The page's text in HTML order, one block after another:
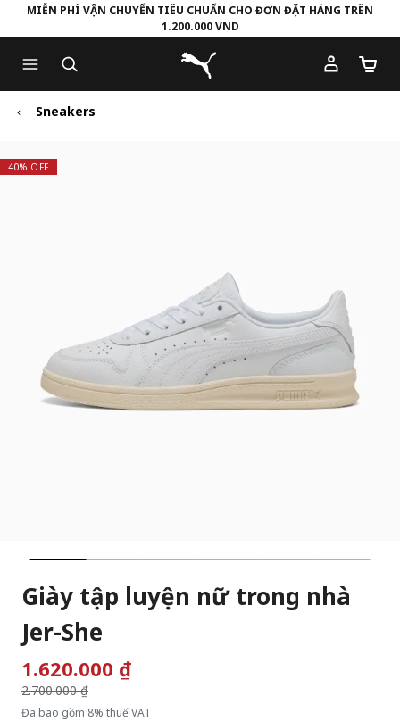
to
Main
content
to
Footer
Content
MIỄN PHÍ VẬN CHUYỂN TIÊU CHUẨN CHO ĐƠN ĐẶT HÀNG TRÊN
1.200.000 VND
Puma Trang chủ
Số
Sneakers
40% OFF
Giày tập luyện nữ trong nhà
Jer-She
1.620.000 ₫Giá giảm từ
2.700.000 ₫
đến
Đã bao gồm 8% thuế VAT